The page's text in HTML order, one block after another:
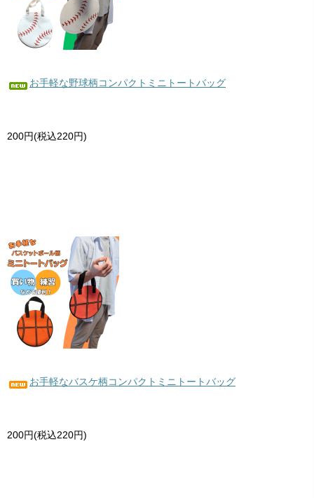
お手軽な野球柄コンパクトミニトートバッグ
200円(税込220円)
お手軽なバスケ柄コンパクトミニトートバッグ
200円(税込220円)